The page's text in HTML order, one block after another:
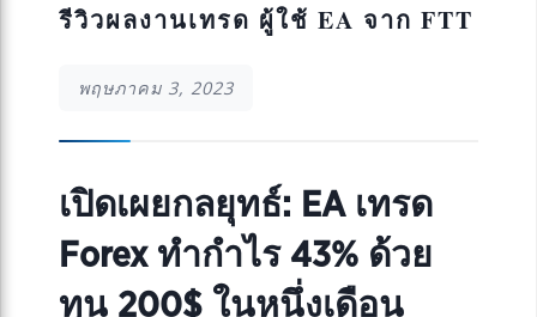
รีวิวผลงานเทรด ผู้ใช้ EA จาก FTT
พฤษภาคม 3, 2023
เปิดเผยกลยุทธ์: EA เทรด
Forex ทำกำไร 43% ด้วย
ทุน 200$ ในหนึ่งเดือน